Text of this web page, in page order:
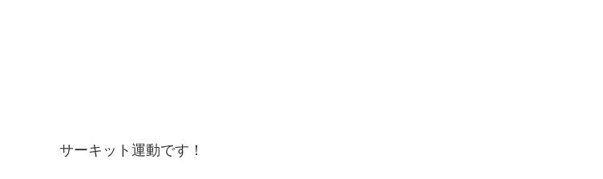
サーキット運動です！